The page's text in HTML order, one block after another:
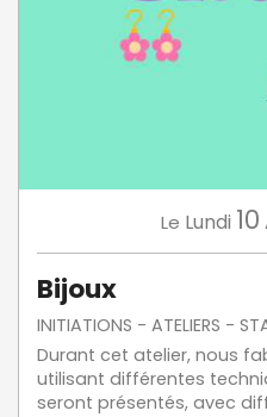
Le Lundi 10
Bijoux
INITIATIONS - ATELIERS -
Durant cet atelier, nous
utilisant différentes
seront présentés, avec